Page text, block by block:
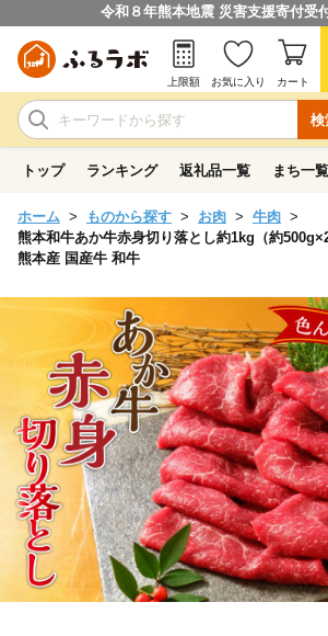
令和８年熊本地震 災害支援寄付受
検
上限額 お気に入り カート
トップ ランキング 返礼品一覧 まち一覧
ホーム ものから探す お肉
牛肉
熊本和牛あか牛赤身切り落とし約1kg（約
熊本産 国産牛 和牛